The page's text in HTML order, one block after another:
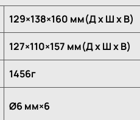
129×138×160 мм(Д х Ш х В)
127×110×157 мм(Д х Ш х В)
1456г
Ø6 мм×6